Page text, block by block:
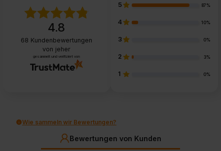
4.8
68 Kundenbewertungen
von jeher
gesammelt und verifiziert von
5 87%
4 10%
3 0%
2 3%
1 0%
Wie sammeln wir Bewertungen?
Bewertungen von Kunden